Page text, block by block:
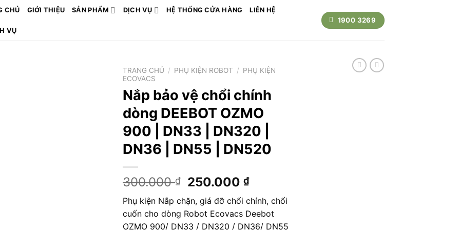
CHỦ GIỚI THIỆU SẢN PHẨM DỊCH VỤ HỆ THỐNG CỬA HÀNG LIÊN HỆ
VỤ
1900 3269
TRANG CHỦ / PHỤ KIỆN ROBOT / PHỤ KIỆN
ECOVACS
Nắp bảo vệ chổi chính
dòng DEEBOT OZMO
900 | DN33 | DN320 |
DN36 | DN55 | DN520
300.000₫
Giá
gốc
là:
300.000 ₫.
250.000₫Giá
hiện
tại
là:
Phụ kiện Nắp chặn, giá đỡ chổi chính, chổi
cuốn cho dòng Robot Ecovacs Deebot
OZMO 900/ DN33 / DN320 / DN36/ DN55